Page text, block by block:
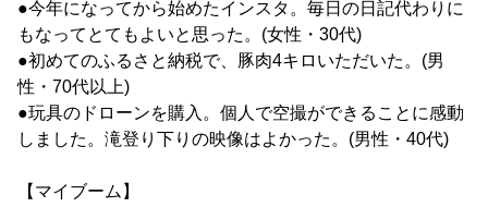
●今年になってから始めたインスタ。毎日の日記代わりに
もなってとてもよいと思った。(女性・30代)
●初めてのふるさと納税で、豚肉4キロいただいた。(男
性・70代以上)
●玩具のドローンを購入。個人で空撮ができることに感動
しました。滝登り下りの映像はよかった。(男性・40代)
【マイブーム】